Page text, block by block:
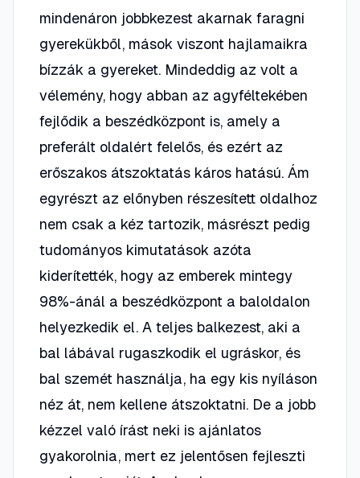
mindenáron jobbkezest akarnak faragni
gyerekükből, mások viszont hajlamaikra
bízzák a gyereket. Mindeddig az volt a
vélemény, hogy abban az agyféltekében
fejlődik a beszédközpont is, amely a
preferált oldalért felelős, és ezért az
erőszakos átszoktatás káros hatású. Ám
egyrészt az előnyben részesített oldalhoz
nem csak a kéz tartozik, másrészt pedig
tudományos kimutatások azóta
kiderítették, hogy az emberek mintegy
98%-ánál a beszédközpont a baloldalon
helyezkedik el. A teljes balkezest, aki a
bal lábával rugaszkodik el ugráskor, és
bal szemét használja, ha egy kis nyíláson
néz át, nem kellene átszoktatni. De a jobb
kézzel való írást neki is ajánlatos
gyakorolnia, mert ez jelentősen fejleszti